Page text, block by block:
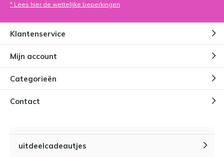
* Lees hier de wettelijke beperkingen
Klantenservice
Mijn account
Categorieën
Contact
uitdeelcadeautjes